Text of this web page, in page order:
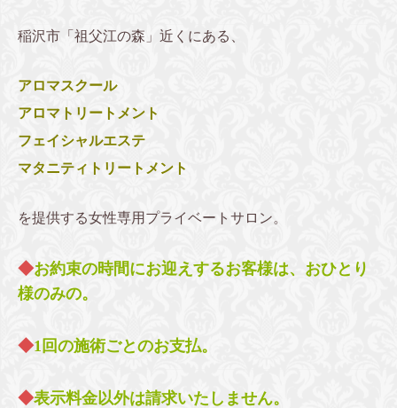
稲沢市「祖父江の森」近くにある、
アロマスクール
アロマトリートメント
フェイシャルエステ
マタニティトリートメント
を提供する女性専用プライベートサロン。
◆お約束の時間にお迎えするお客様は、おひとり
様のみの。
◆1回の施術ごとのお支払。
◆表示料金以外は請求いたしません。